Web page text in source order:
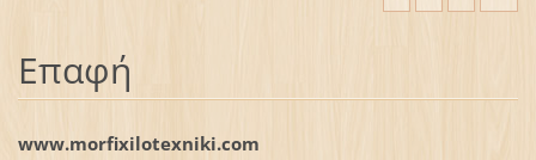
Επαφή
www.morfixilotexniki.com